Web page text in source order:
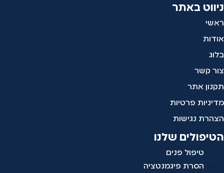
ניווט באתר
ראשי
אודות
בלוג
צור קשר
תקנון אתר
מדיניות פרטיות
הצהרת נגישות
הטיפולים שלנו
טיפול פנים
הסרת פיגמנטציה